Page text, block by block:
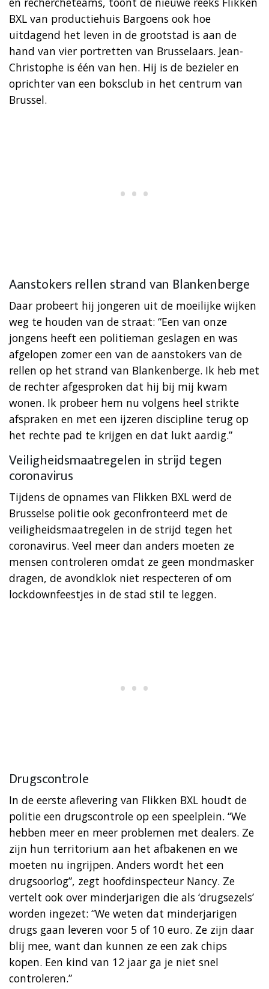
BXL van productiehuis Bargoens ook hoe
uitdagend het leven in de grootstad is aan de
hand van vier portretten van Brusselaars. Jean-
Christophe is één van hen. Hij is de bezieler en
oprichter van een boksclub in het centrum van
Brussel.
Aanstokers rellen strand van Blankenberge
Daar probeert hij jongeren uit de moeilijke wijken
weg te houden van de straat: “Een van onze
jongens heeft een politieman geslagen en was
afgelopen zomer een van de aanstokers van de
rellen op het strand van Blankenberge. Ik heb met
de rechter afgesproken dat hij bij mij kwam
wonen. Ik probeer hem nu volgens heel strikte
afspraken en met een ijzeren discipline terug op
het rechte pad te krijgen en dat lukt aardig.”
Veiligheidsmaatregelen in strijd tegen
coronavirus
Tijdens de opnames van Flikken BXL werd de
Brusselse politie ook geconfronteerd met de
veiligheidsmaatregelen in de strijd tegen het
coronavirus. Veel meer dan anders moeten ze
mensen controleren omdat ze geen mondmasker
dragen, de avondklok niet respecteren of om
lockdownfeestjes in de stad stil te leggen.
Drugscontrole
In de eerste aflevering van Flikken BXL houdt de
politie een drugscontrole op een speelplein. “We
hebben meer en meer problemen met dealers. Ze
zijn hun territorium aan het afbakenen en we
moeten nu ingrijpen. Anders wordt het een
drugsoorlog”, zegt hoofdinspecteur Nancy. Ze
vertelt ook over minderjarigen die als ‘drugsezels’
worden ingezet: “We weten dat minderjarigen
drugs gaan leveren voor 5 of 10 euro. Ze zijn daar
blij mee, want dan kunnen ze een zak chips
kopen. Een kind van 12 jaar ga je niet snel
controleren.”